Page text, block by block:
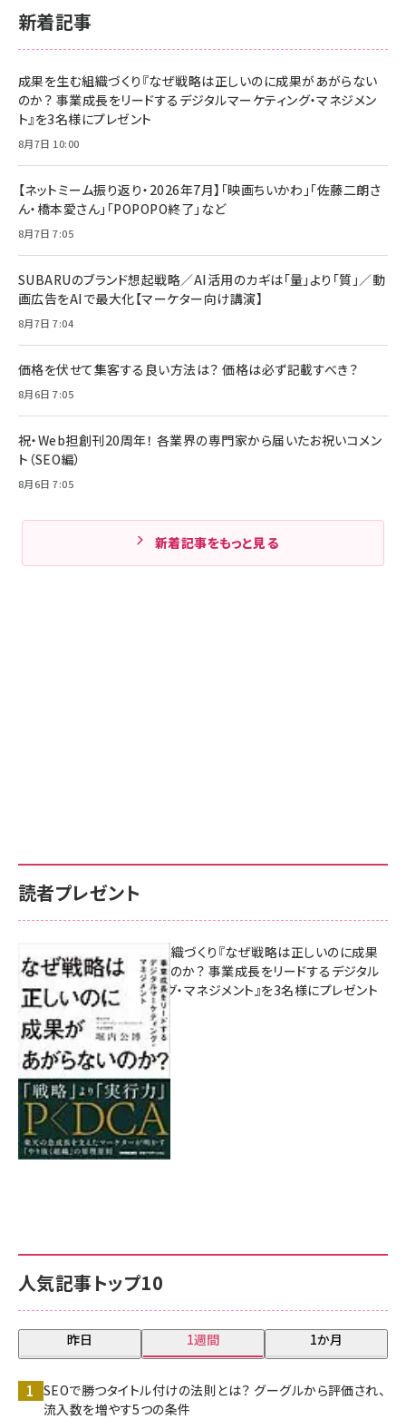
新着記事
成果を生む組織づくり『なぜ戦略は正しいのに成果があがらない
のか？ 事業成長をリードするデジタルマーケティング・マネジメン
ト』を3名様にプレゼント
8月7日 10:00
【ネットミーム振り返り・2026年7月】「映画ちいかわ」「佐藤二朗さ
ん・橋本愛さん」「POPOPO終了」など
8月7日 7:05
SUBARUのブランド想起戦略／AI活用のカギは「量」より「質」／動
画広告をAIで最大化【マーケター向け講演】
8月7日 7:04
価格を伏せて集客する良い方法は？ 価格は必ず記載すべき？
8月6日 7:05
祝・Web担創刊20周年！ 各業界の専門家から届いたお祝いコメン
ト（SEO編）
8月6日 7:05
新着記事をもっと見る
人気記事トップ10
昨日 1週間 1か月
SEOで勝つタイトル付けの法則とは？ グーグルから評価され、
流入数を増やす5つの条件
読者プレゼント
成果を生む組織づくり『なぜ戦略は正しいのに成果
があがらないのか？ 事業成長をリードするデジタル
マーケティング・マネジメント』を3名様にプレゼント
8月7日 10:00